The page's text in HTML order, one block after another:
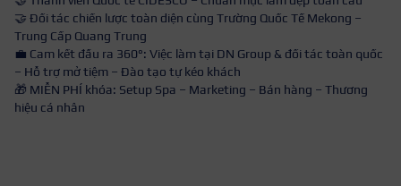
🤝 Đối tác chiến lược toàn diện cùng Trường Quốc Tế Mekong –
Trung Cấp Quang Trung
💼 Cam kết đầu ra 360°: Việc làm tại DN Group & đối tác toàn quốc
– Hỗ trợ mở tiệm – Đào tạo tự kéo khách
🎁 MIỄN PHÍ khóa: Setup Spa – Marketing – Bán hàng – Thương
hiệu cá nhân